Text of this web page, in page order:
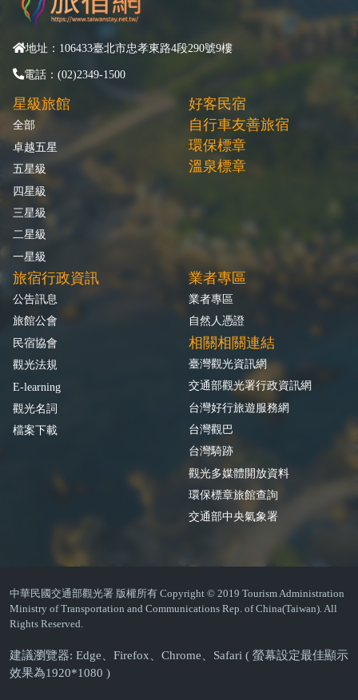
地址：106433臺北市忠孝東路4段290號9樓
電話：(02)2349-1500
星級旅館
全部
卓越五星
五星級
四星級
三星級
二星級
一星級
好客民宿
自行車友善旅宿
環保標章
溫泉標章
旅宿行政資訊
公告訊息
旅館公會
民宿協會
觀光法規
E-learning
觀光名詞
檔案下載
業者專區
業者專區
自然人憑證
相關相關連結
臺灣觀光資訊網
交通部觀光署行政資訊網
台灣好行旅遊服務網
台灣觀巴
台灣騎跡
觀光多媒體開放資料
環保標章旅館查詢
交通部中央氣象署
中華民國交通部觀光署 版權所有 Copyright © 2019 Tourism Administration
Ministry of Transportation and Communications Rep. of China(Taiwan). All
Rights Reserved.
建議瀏覽器: Edge、Firefox、Chrome、Safari ( 螢幕設定最佳顯示
效果為1920*1080 )